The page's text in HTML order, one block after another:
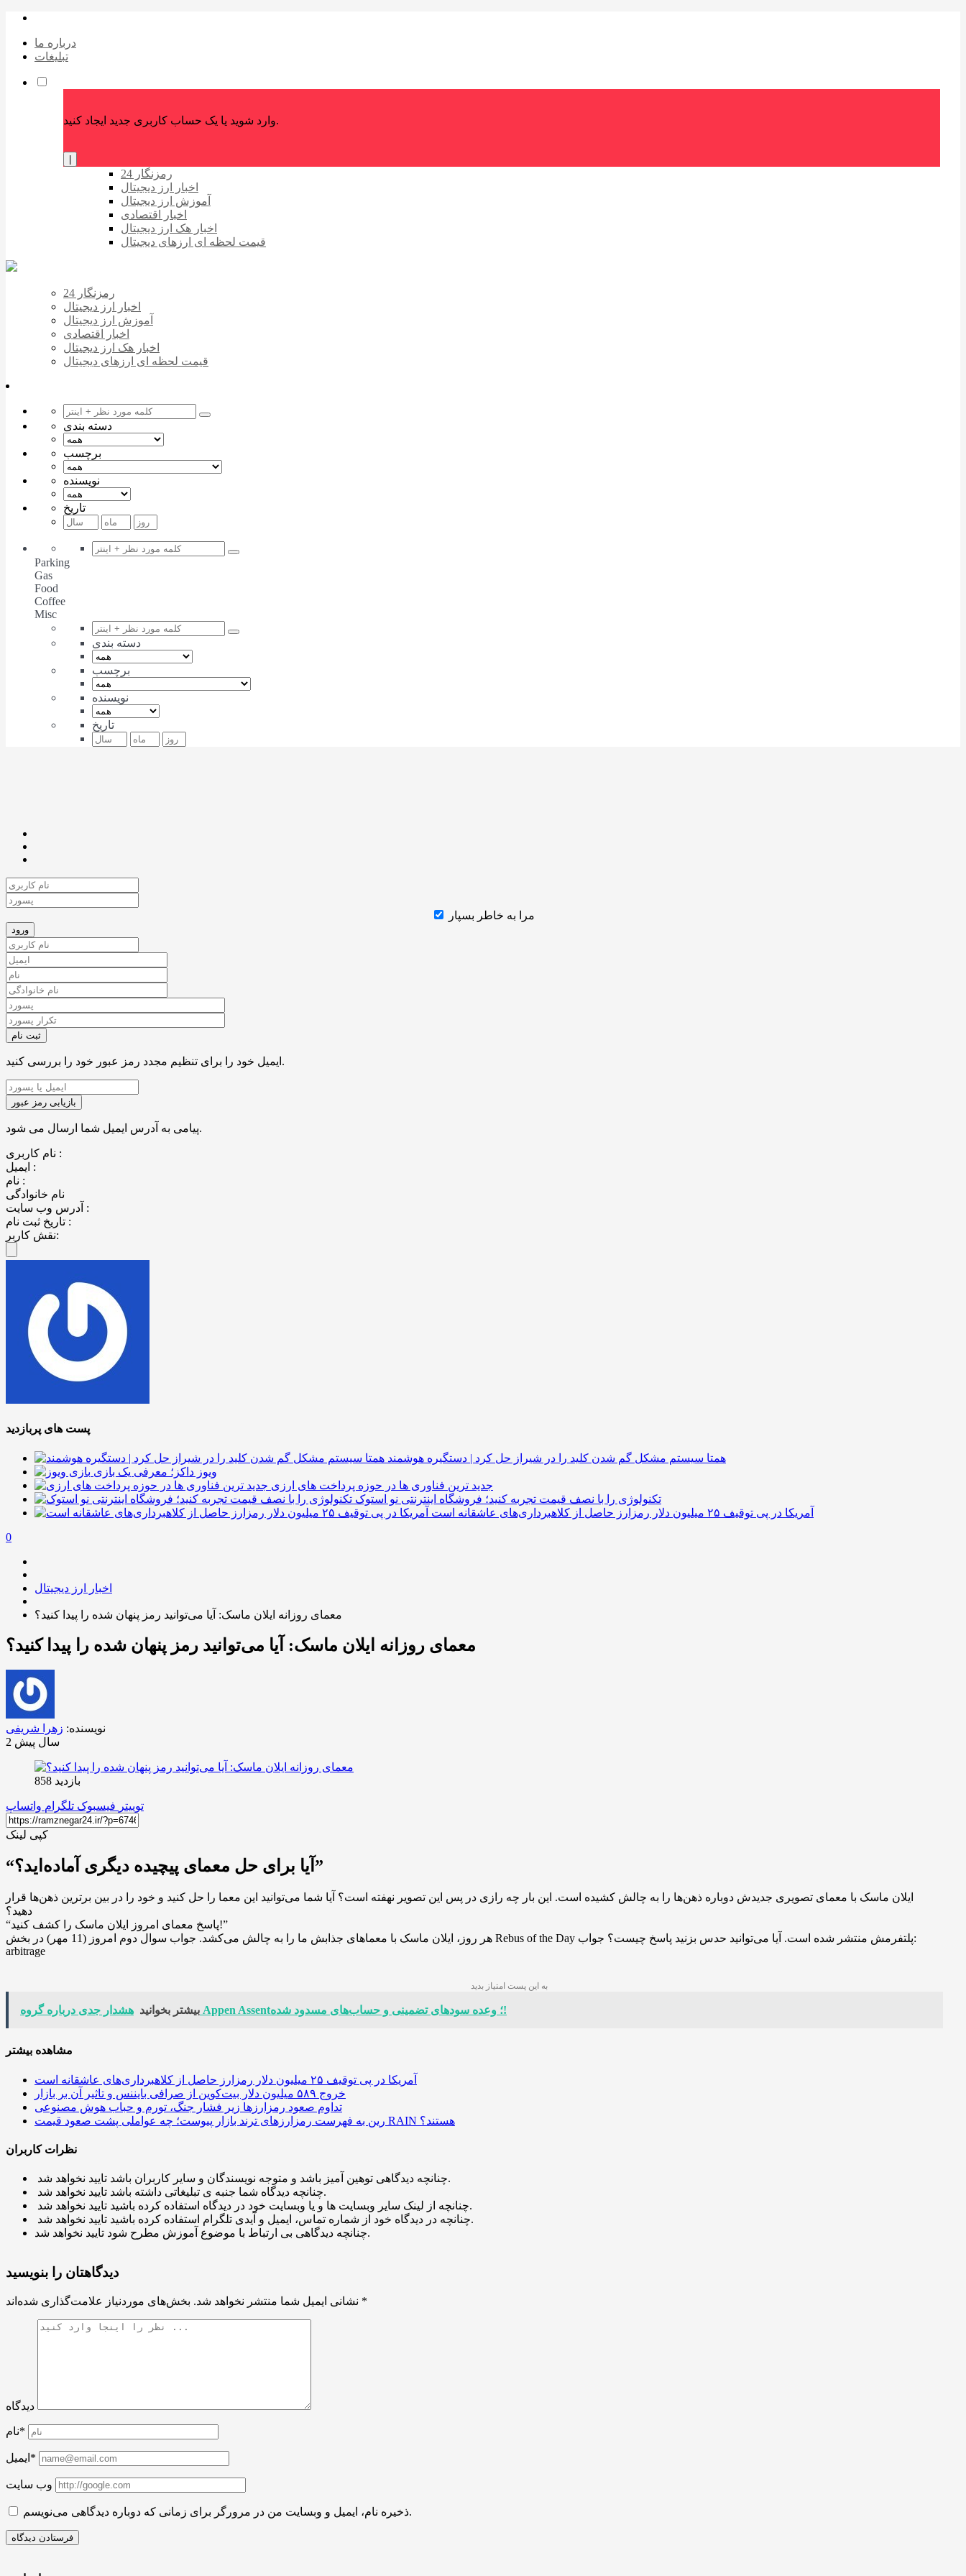
درباره ما
تبلیغات
وارد شوید یا یک حساب کاربری جدید ایجاد کنید.
رمزنگار 24
اخبار ارز دیجیتال
آموزش ارز دیجیتال
اخبار اقتصادی
اخبار هک ارز دیجیتال
قیمت لحظه ای ارزهای دیجیتال
رمزنگار 24
اخبار ارز دیجیتال
آموزش ارز دیجیتال
اخبار اقتصادی
اخبار هک ارز دیجیتال
قیمت لحظه ای ارزهای دیجیتال
دسته بندی
برچسب
نویسنده
تاریخ
Parking
Gas
Food
Coffee
Misc
دسته بندی
برچسب
نویسنده
تاریخ
مرا به خاطر بسپار
ایمیل خود را برای تنظیم مجدد رمز عبور خود را بررسی کنید.
پیامی به آدرس ایمیل شما ارسال می شود.
نام کاربری :
ایمیل :
نام :
نام خانوادگی
آدرس وب سایت :
تاریخ ثبت نام :
نقش کاربر:
پست های پربازدید
همتا سیستم مشکل گم شدن کلید را در شیراز حل کرد | دستگیره هوشمند
ویوز داکز؛ معرفی یک بازی
جدید ترین فناوری ها در حوزه پرداخت های ارزی
تکنولوژی را با نصف قیمت تجربه کنید؛ فروشگاه اینترنتی نو استوک
آمریکا در پی توقیف ۲۵ میلیون دلار رمزارز حاصل از کلاهبرداری‌های عاشقانه است
0
اخبار ارز دیجیتال
معمای روزانه ایلان ماسک: آیا می‌توانید رمز پنهان شده را پیدا کنید؟
معمای روزانه ایلان ماسک: آیا می‌توانید رمز پنهان شده را پیدا کنید؟
نویسنده: زهرا شریفی
2 سال پیش
بازدید 858
توییتر فیسبوک تلگرام واتساپ
کپی لینک
“آیا برای حل معمای پیچیده دیگری آماده‌اید؟”
ایلان ماسک با معمای تصویری جدیدش دوباره ذهن‌ها را به چالش کشیده است. این بار چه رازی در پس این تصویر نهفته است؟ آیا شما می‌توانید این معما را حل کنید و خود را در بین برترین ذهن‌ها قرار
دهید؟
“پاسخ معمای امروز ایلان ماسک را کشف کنید!”
هر روز، ایلان ماسک با معماهای جذابش ما را به چالش می‌کشد. جواب سوال دوم امروز (11 مهر) در بخش Rebus of the Day پلتفرمش منتشر شده است. آیا می‌توانید حدس بزنید پاسخ چیست؟ جواب:
arbitrage
به این پست امتیاز بدید
بیشتر بخوانید هشدار جدی درباره گروه Appen Assent؛ وعده سودهای تضمینی و حساب‌های مسدود شده!
مشاهده بیشتر
آمریکا در پی توقیف ۲۵ میلیون دلار رمزارز حاصل از کلاهبرداری‌های عاشقانه است
خروج ۵۸۹ میلیون دلار بیت‌کوین از صرافی بایننس و تاثیر آن بر بازار
تداوم صعود رمزارزها زیر فشار جنگ، تورم و حباب هوش مصنوعی
رین به فهرست رمزارزهای ترند بازار پیوست؛ چه عواملی پشت صعود قیمت RAIN هستند؟
نظرات کاربران
چنانچه دیدگاهی توهین آمیز باشد و متوجه نویسندگان و سایر کاربران باشد تایید نخواهد شد.
چنانچه دیدگاه شما جنبه ی تبلیغاتی داشته باشد تایید نخواهد شد.
چنانچه از لینک سایر وبسایت ها و یا وبسایت خود در دیدگاه استفاده کرده باشید تایید نخواهد شد.
چنانچه در دیدگاه خود از شماره تماس، ایمیل و آیدی تلگرام استفاده کرده باشید تایید نخواهد شد.
چنانچه دیدگاهی بی ارتباط با موضوع آموزش مطرح شود تایید نخواهد شد.
دیدگاهتان را بنویسید
نشانی ایمیل شما منتشر نخواهد شد. *
دیدگاه
نام*
ایمیل*
وب سایت
ذخیره نام، ایمیل و وبسایت من در مرورگر برای زمانی که دوباره دیدگاهی می‌نویسم.